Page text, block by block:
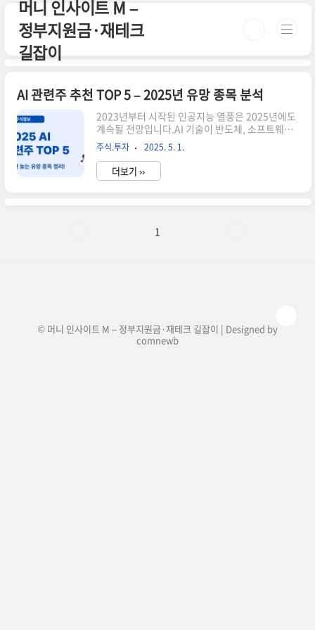
본문 바로가기
머니 인사이트 M –
정부지원금·재테크
길잡이
AI 관련주 추천 TOP 5 – 2025년 유망 종목 분석
2023년부터 시작된 인공지능 열풍은 2025년에도
계속될 전망입니다.AI 기술이 반도체, 소프트웨어,
클라우드, 로봇 산업까지 확장되면서관련 기업들
의 실적과 주가도 주목받고 있어요.오늘은 2025년
기준으로 유망한 AI 관련주 TOP 5를 산업별로 나
누어 소개해드릴게요.✅ 2025년 주목할 AI 관련주
AI 플랫폼 강화AMD – AI GPU 시장에서 엔비디아
주식.투자 2025. 5. 1.
더보기 ››
1
© 머니 인사이트 M – 정부지원금·재테크 길잡이 | Designed by
comnewb